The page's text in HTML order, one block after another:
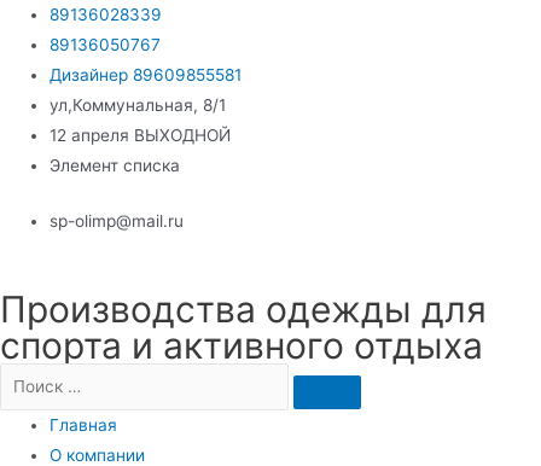
Перейти
содержимому
89136028339
89136050767
Дизайнер 89609855581
ул,Коммунальная, 8/1
12 апреля ВЫХОДНОЙ
Элемент списка
sp-olimp@mail.ru
Производства одежды для
спорта и активного отдыха
Главная
О компании